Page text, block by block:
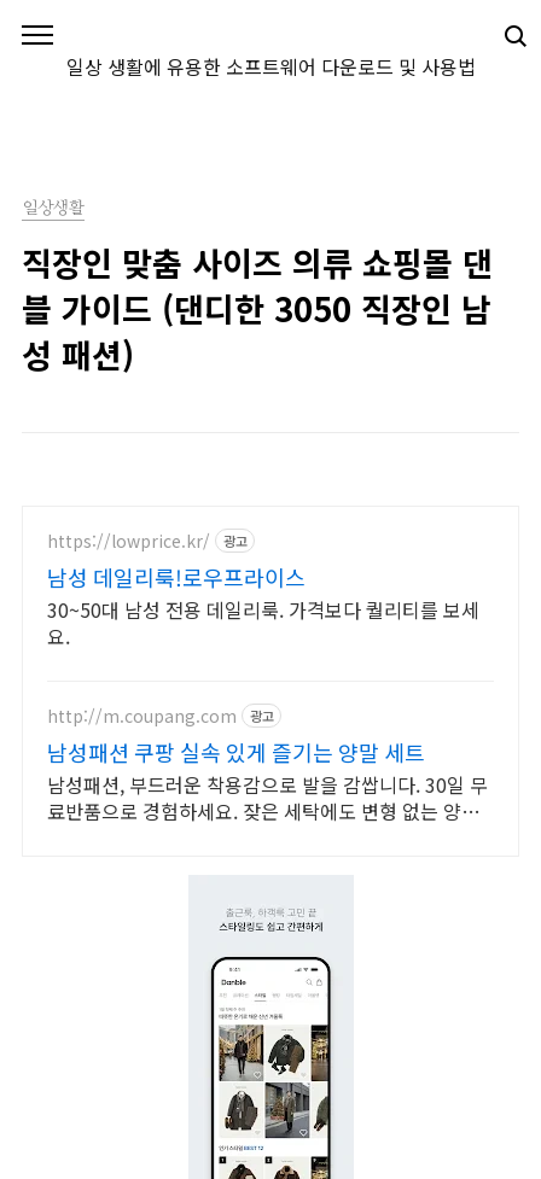
일상 생활에 유용한 소프트웨어 다운로드 및 사용법
일상생활
직장인 맞춤 사이즈 의류 쇼핑몰 댄
블 가이드 (댄디한 3050 직장인 남
성 패션)
https://lowprice.kr/ 광고
남성 데일리룩!로우프라이스
30~50대 남성 전용 데일리룩. 가격보다 퀄리티를 보세
요.
http://m.coupang.com 광고
남성패션 쿠팡 실속 있게 즐기는 양말 세트
남성패션, 부드러운 착용감으로 발을 감쌉니다. 30일 무
료반품으로 경험하세요. 잦은 세탁에도 변형 없는 양말,